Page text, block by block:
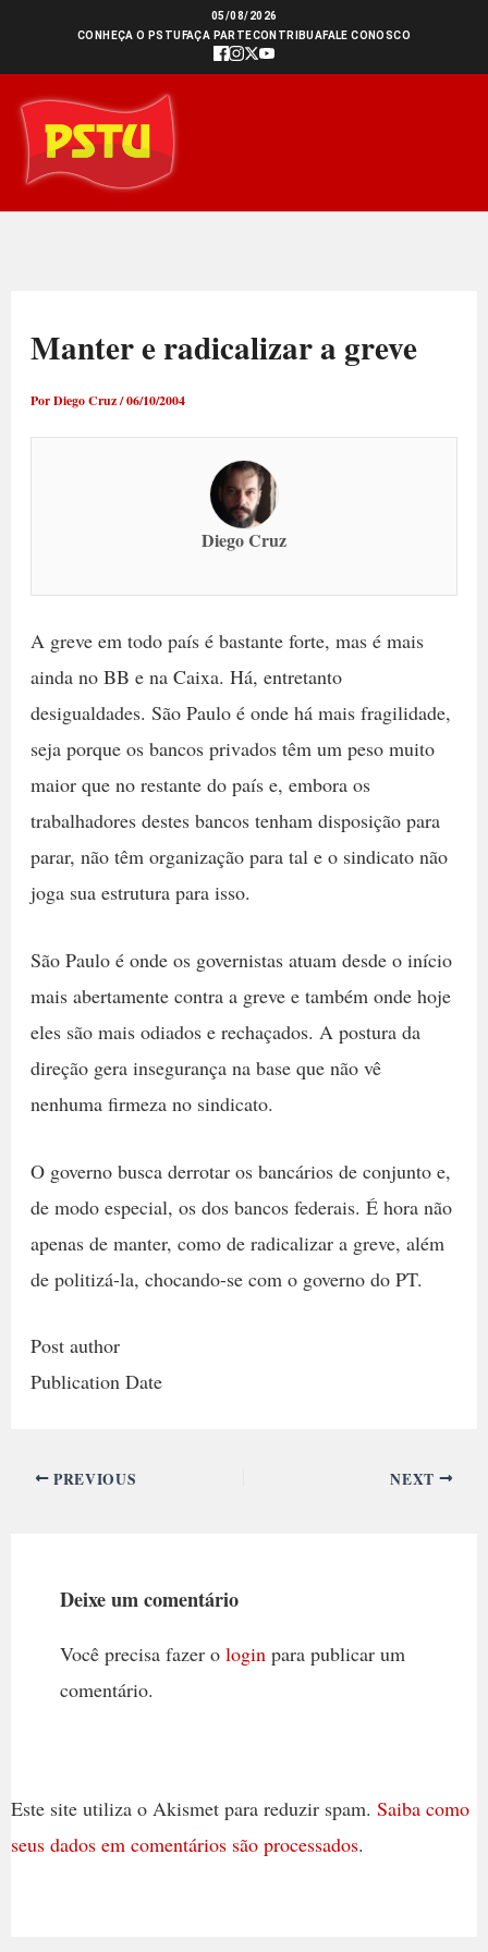
conteúdo
05/08/2026
CONHEÇA O PSTU FAÇA PARTECONTRIBUAFALE CONOSCO
Manter e radicalizar a greve
PorDiego Cruz/06/10/2004
Diego Cruz
A greve em todo país é bastante forte, mas é mais
ainda no BB e na Caixa. Há, entretanto
desigualdades. São Paulo é onde há mais fragilidade,
seja porque os bancos privados têm um peso muito
maior que no restante do país e, embora os
trabalhadores destes bancos tenham disposição para
parar, não têm organização para tal e o sindicato não
joga sua estrutura para isso.
São Paulo é onde os governistas atuam desde o início
mais abertamente contra a greve e também onde hoje
eles são mais odiados e rechaçados. A postura da
direção gera insegurança na base que não vê
nenhuma firmeza no sindicato.
O governo busca derrotar os bancários de conjunto e,
de modo especial, os dos bancos federais. É hora não
apenas de manter, como de radicalizar a greve, além
de politizá-la, chocando-se com o governo do PT.
Post author
Publication Date
PREVIOUS NEXT
Deixe um comentário
Você precisa fazer o login para publicar um
comentário.
Este site utiliza o Akismet para reduzir spam. Saiba como
seus dados em comentários são processados.